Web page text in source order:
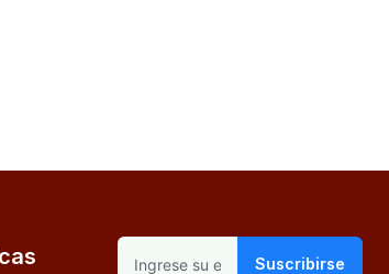
Suscribirse